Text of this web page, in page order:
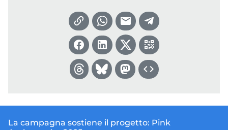
La campagna sostiene il progetto: Pink